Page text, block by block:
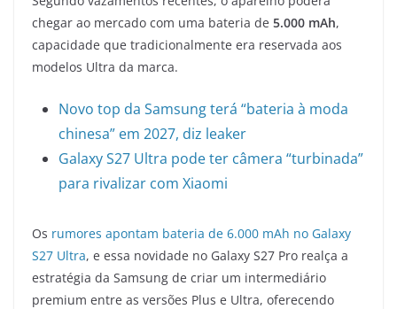
chegar ao mercado com uma bateria de 5.000 mAh,
capacidade que tradicionalmente era reservada aos
modelos Ultra da marca.
Novo top da Samsung terá “bateria à moda
chinesa” em 2027, diz leaker
Galaxy S27 Ultra pode ter câmera “turbinada”
para rivalizar com Xiaomi
Os rumores apontam bateria de 6.000 mAh no Galaxy
S27 Ultra, e essa novidade no Galaxy S27 Pro realça a
estratégia da Samsung de criar um intermediário
premium entre as versões Plus e Ultra, oferecendo